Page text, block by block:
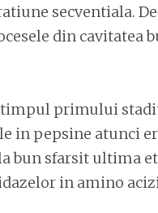
secventiala.
din cavitatea
timpul primului
in pepsine atunci
bun sfarsit ultima
in amino